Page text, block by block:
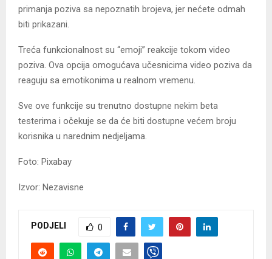
primanja poziva sa nepoznatih brojeva, jer nećete odmah
biti prikazani.
Treća funkcionalnost su “emoji” reakcije tokom video
poziva. Ova opcija omogućava učesnicima video poziva da
reaguju sa emotikonima u realnom vremenu.
Sve ove funkcije su trenutno dostupne nekim beta
testerima i očekuje se da će biti dostupne većem broju
korisnika u narednim nedjeljama.
Foto: Pixabay
Izvor: Nezavisne
PODJELI 0